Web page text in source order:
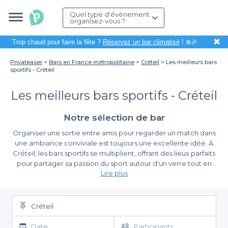
Quel type d'évènement
organisez-vous ?
Trop chaud pour faire la fête ? Réservez un bar climatisé! ❄️🎉 ✖
Privateaser Bars en France métropolitaine Créteil
Les meilleurs bars
sportifs - Créteil
Les meilleurs bars sportifs - Créteil
Notre sélection de bar
Organiser une sortie entre amis pour regarder un match dans
une ambiance conviviale est toujours une excellente idée. À
Créteil, les bars sportifs se multiplient, offrant des lieux parfaits
pour partager sa passion du sport autour d'un verre tout en
encourageant son équipe favorite. Que ce soit pour une grande
sportif international, le cadre joue un rôle essentiel pour vivre
La simplicité de réserver avec Privateaser
Notre plateforme Privateaser vous facilite la vie en offrant une
Lire plus
Créteil